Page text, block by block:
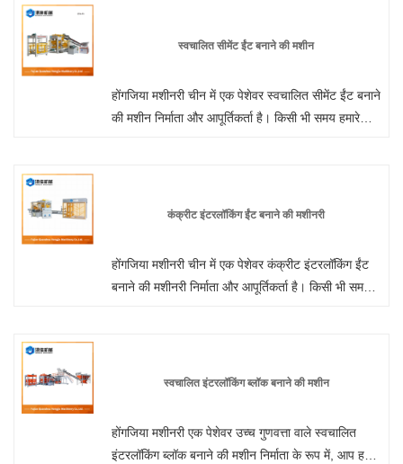
जवाब दिया जा रहा है।स्वचालित सीमेंट ईंट बनाने की मशीन
होंगजिया मशीनरी चीन में एक पेशेवर स्वचालित सीमेंट ईंट बनाने
की मशीन निर्माता और आपूर्तिकर्ता है। किसी भी समय हमारे
दीवार पैनल मशीन निर्माता और आपूर्तिकर्ता है।
कंक्रीट इंटरलॉकिंग ईंट बनाने की मशीनरी
होंगजिया मशीनरी चीन में एक पेशेवर कंक्रीट इंटरलॉकिंग ईंट
बनाने की मशीनरी निर्माता और आपूर्तिकर्ता है। किसी भी समय
में दीवार पैनल मशीन निर्माता और आपूर्तिकर्ता है।
स्वचालित इंटरलॉकिंग ब्लॉक बनाने की मशीन
होंगजिया मशीनरी एक पेशेवर उच्च गुणवत्ता वाले स्वचालित
इंटरलॉकिंग ब्लॉक बनाने की मशीन निर्माता के रूप में, आप हमारे